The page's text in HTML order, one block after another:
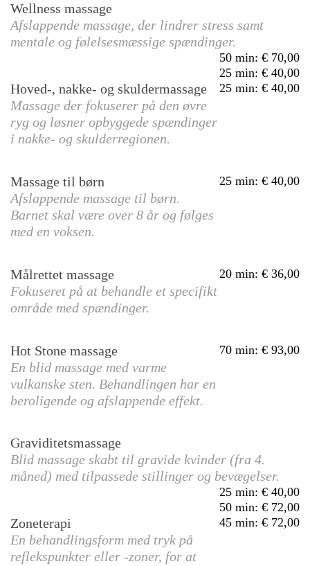
Wellness massage
Afslappende massage, der lindrer stress samt
mentale og følelsesmæssige spændinger.
50 min:
70,00
25 min: 40,00
Hoved-, nakke- og skuldermassage
Massage der fokuserer på den øvre
ryg og løsner opbyggede spændinger
i nakke- og skulderregionen.
25 min: 40,00
Massage til børn
Afslappende massage til børn.
Barnet skal være over 8 år og følges
med en voksen.
25 min: 40,00
Målrettet massage
Fokuseret på at behandle et specifikt
område med spændinger.
20 min: 36,00
Hot Stone massage
En blid massage med varme
vulkanske sten. Behandlingen har en
beroligende og afslappende effekt.
70 min: 93,00
Graviditetsmassage
Blid massage skabt til gravide kvinder (fra 4.
måned) med tilpassede stillinger og bevægelser.
25 min:
40,00
50 min: 72,00
Zoneterapi
En behandlingsform med tryk på
reflekspunkter eller -zoner, for at
45 min: 72,00